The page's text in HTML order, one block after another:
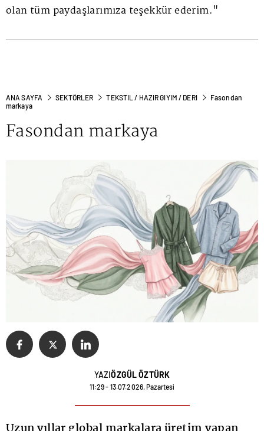
olan tüm paydaşlarımıza teşekkür ederim."
ANA SAYFA SEKTÖRLER TEKSTIL / HAZIR GIYIM / DERI
Fasondan
markaya
Fasondan markaya
YAZIÖZGÜL ÖZTÜRK
11:29 - 13.07.2026, Pazartesi